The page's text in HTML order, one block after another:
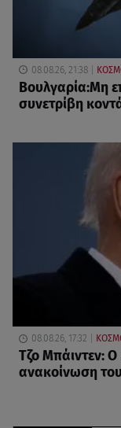
08.08.26, 21:38
Βουλγαρία:Μη
συνετρίβη
08.08.26, 17:32
Τζο Μπάιντεν: Ο
ανακοίνωση